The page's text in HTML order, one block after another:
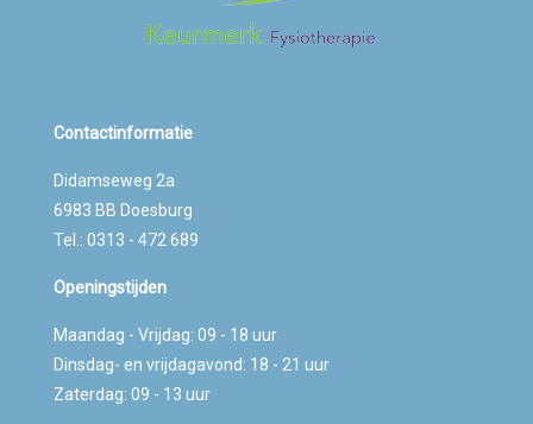
Contactinformatie
Didamseweg 2a
6983 BB Doesburg
Tel.: 0313 - 472 689
Openingstijden
Maandag - Vrijdag: 09 - 18 uur
Dinsdag- en vrijdagavond: 18 - 21 uur
Zaterdag: 09 - 13 uur